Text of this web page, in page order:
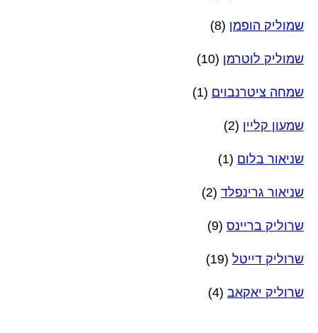
שמוליק הופמן (8)
שמוליק לוטרמן (10)
שמחה ציטרנבוים (1)
שמעון קליין (2)
שניאור בלום (1)
שניאור גרינפלד (2)
שרוליק בריינס (9)
שרוליק דייטל (19)
שרוליק יאקאב (4)